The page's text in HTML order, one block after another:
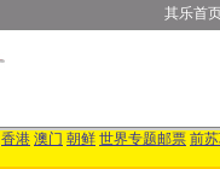
其乐首
香港 澳门 朝鲜 世界专题邮票 前